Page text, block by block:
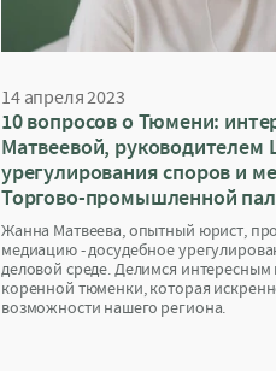
14 апреля 2023
10 вопросов о Тюмени:
Матвеевой, руководителем
урегулирования споров и
Торгово-промышленной
Жанна Матвеева, опытный юрист,
медиацию - досудебное
деловой среде. Делимся интересным
коренной тюменки, которая
возможности нашего региона.